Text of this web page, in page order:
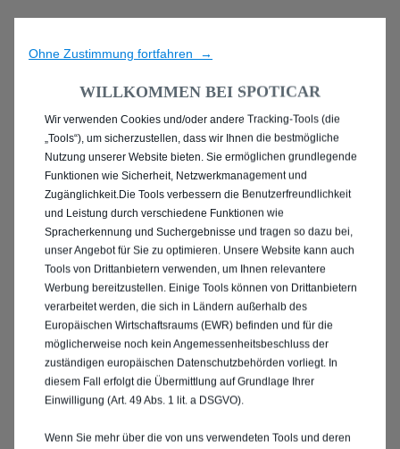
ENTDECKEN SIE ALLE
MIT PLUG-IN-HYBRID
ANTRIEB IN AHLEN
Ohne Zustimmung fortfahren →
WILLKOMMEN BEI SPOTICAR
Wir verwenden Cookies und/oder andere Tracking-Tools (die
„Tools“), um sicherzustellen, dass wir Ihnen die bestmögliche
Nutzung unserer Website bieten. Sie ermöglichen grundlegende
Funktionen wie Sicherheit, Netzwerkmanagement und
Zugänglichkeit.Die Tools verbessern die Benutzerfreundlichkeit
und Leistung durch verschiedene Funktionen wie
Spracherkennung und Suchergebnisse und tragen so dazu bei,
unser Angebot für Sie zu optimieren. Unsere Website kann auch
Tools von Drittanbietern verwenden, um Ihnen relevantere
Werbung bereitzustellen. Einige Tools können von Drittanbietern
verarbeitet werden, die sich in Ländern außerhalb des
Europäischen Wirtschaftsraums (EWR) befinden und für die
möglicherweise noch kein Angemessenheitsbeschluss der
zuständigen europäischen Datenschutzbehörden vorliegt. In
diesem Fall erfolgt die Übermittlung auf Grundlage Ihrer
Einwilligung (Art. 49 Abs. 1 lit. a DSGVO).
Wenn Sie mehr über die von uns verwendeten Tools und deren